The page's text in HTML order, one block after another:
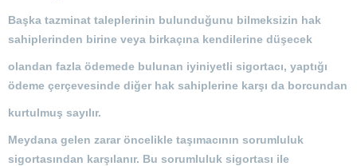
Başka tazminat taleplerinin bulunduğunu bilmeksizin hak
sahiplerinden birine veya birkaçına kendilerine düşecek
olandan fazla ödemede bulunan iyiniyetli sigortacı, yaptığı
ödeme çerçevesinde diğer hak sahiplerine karşı da borcundan
kurtulmuş sayılır.
Meydana gelen zarar öncelikle taşımacının sorumluluk
sigortasından karşılanır. Bu sorumluluk sigortası ile